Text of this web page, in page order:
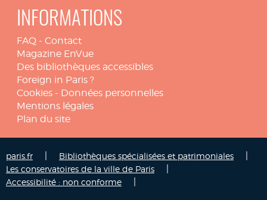
INFORMATIONS
FAQ - Contact
Magazine EnVue
Des bibliothèques accessibles
Foreign in Paris ?
Cookies - Données personnelles
Mentions légales
Plan du site
paris.fr Bibliothèques spécialisées et patrimoniales
Les conservatoires de la ville de Paris
Accessibilité : non conforme